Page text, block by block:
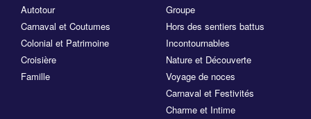
Autotour
Carnaval et Coutumes
Colonial et Patrimoine
Croisière
Famille
Groupe
Hors des sentiers battus
Incontournables
Nature et Découverte
Voyage de noces
Carnaval et Festivités
Charme et Intime